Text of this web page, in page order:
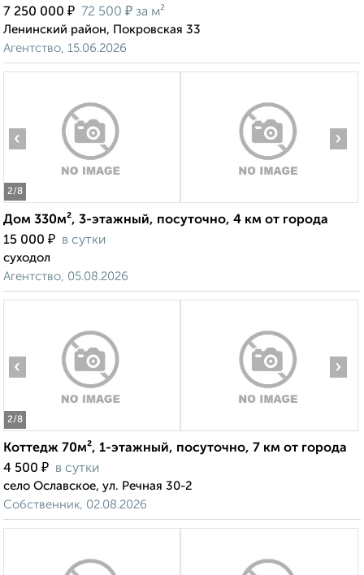
7 250 000 ₽ 72 500 ₽ за м²
Ленинский район, Покровская 33
Агентство, 15.06.2026
2/8
‹ ›
Дом 330м², 3-этажный, посуточно, 4 км от города
15 000 ₽ в сутки
суходол
Агентство, 05.08.2026
2/8
‹ ›
Коттедж 70м², 1-этажный, посуточно, 7 км от города
4 500 ₽ в сутки
село Ославское, ул. Речная 30-2
Собственник, 02.08.2026